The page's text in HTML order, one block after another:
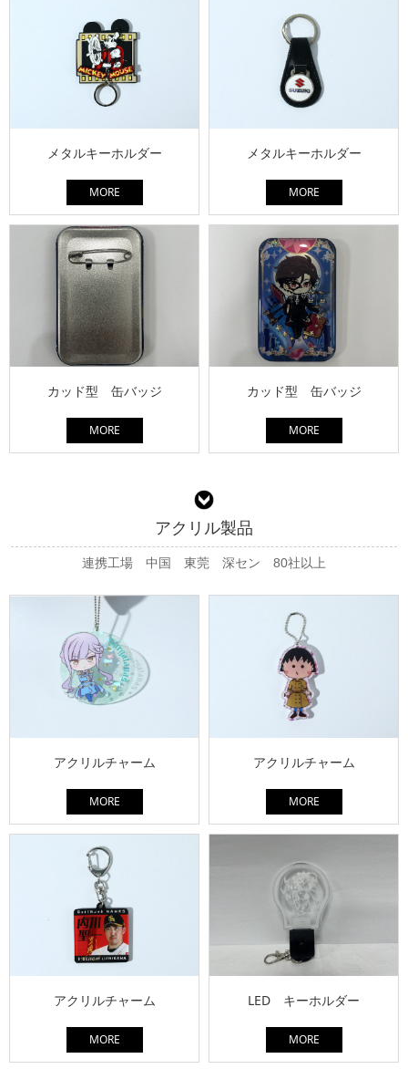
メタルキーホルダー
MORE
メタルキーホルダー
MORE
カッド型 缶バッジ
MORE
カッド型 缶バッジ
MORE
アクリル製品
連携工場 中国 東莞 深セン 80社以上
アクリルチャーム
MORE
アクリルチャーム
MORE
アクリルチャーム
MORE
LED キーホルダー
MORE